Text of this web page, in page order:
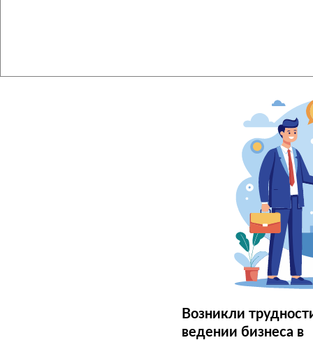
Возникли
ведении бизнеса в